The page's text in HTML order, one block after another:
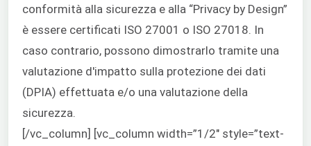
conformità alla sicurezza e alla “Privacy by Design”
è essere certificati ISO 27001 o ISO 27018. In
caso contrario, possono dimostrarlo tramite una
valutazione d'impatto sulla protezione dei dati
(DPIA) effettuata e/o una valutazione della
sicurezza.
[/vc_column] [vc_column width=”1/2″ style=”text-